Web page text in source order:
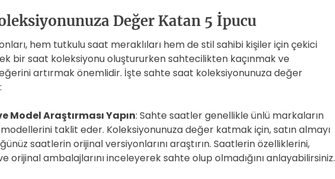
Değer Katan 5 İpucu
hem tutkulu saat meraklıları hem de stil sahibi kişiler için çekici
bir saat koleksiyonu oluştururken sahtecilikten kaçınmak ve
artırmak önemlidir. İşte sahte saat koleksiyonunuza değer
Model Araştırması Yapın: Sahte saatler genellikle ünlü markaların
taklit eder. Koleksiyonunuza değer katmak için, satın almayı
saatlerin orijinal versiyonlarını araştırın. Saatlerin özelliklerini,
orijinal ambalajlarını inceleyerek sahte olup olmadığını anlayabilirsiniz.